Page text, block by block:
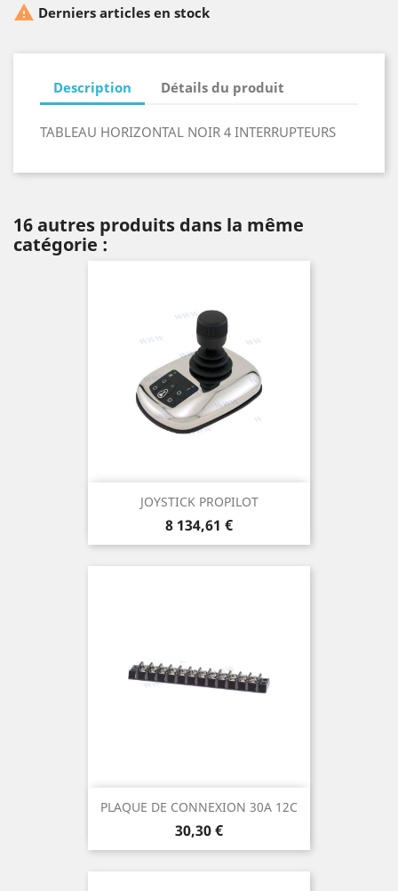
 Derniers articles en stock
Description Détails du produit
TABLEAU HORIZONTAL NOIR 4 INTERRUPTEURS
16 autres produits dans la même
catégorie :
JOYSTICK PROPILOT
Prix
8 134,61 €
PLAQUE DE CONNEXION 30A 12C
Prix
30,30 €